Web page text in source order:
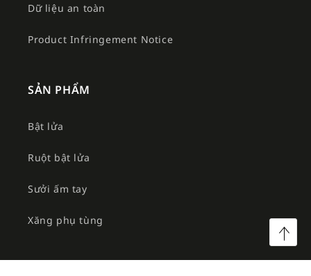
Dữ liệu an toàn
Product Infringement Notice
SẢN PHẨM
Bật lửa
Ruột bật lửa
Sưởi ấm tay
Xăng phụ tùng